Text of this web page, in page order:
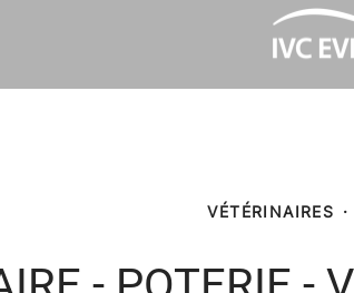
VÉTÉRINAIRES ·